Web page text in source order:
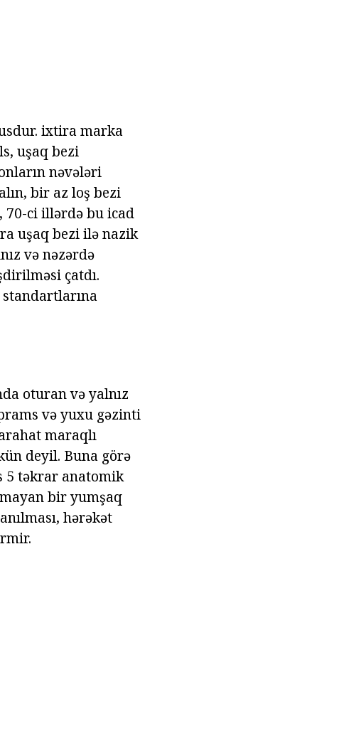
ixtira marka
uşaq bezi
nəvələri
bir az loş bezi
70-ci illərdə bu icad
uşaq bezi ilə nazik
və nəzərdə
çatdı.
oturan və yalnız
və yuxu gəzinti
maraqlı
deyil. Buna görə
5 təkrar anatomik
bir yumşaq
hərəkət